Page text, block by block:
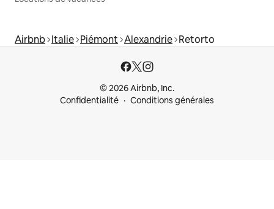
Airbnb Italie Piémont Alexandrie Retorto
© 2026 Airbnb, Inc.
Confidentialité
Conditions générales